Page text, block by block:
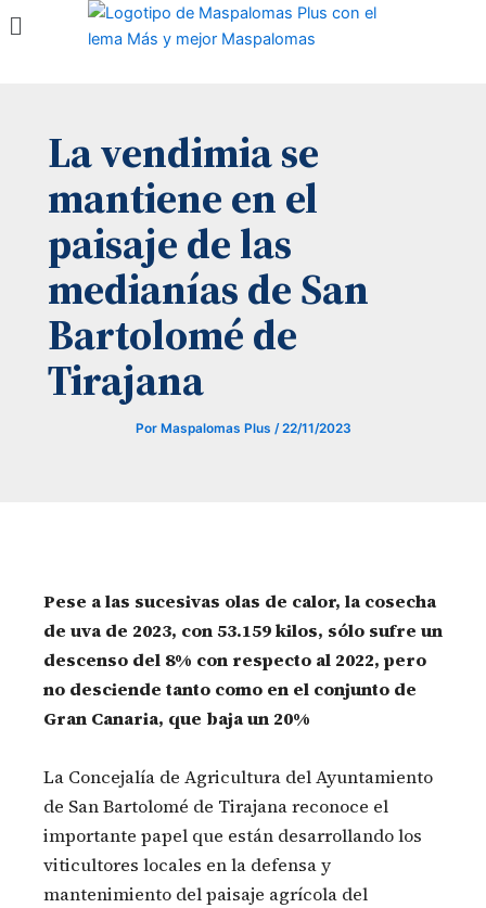
Menú
La vendimia se
mantiene en el
paisaje de las
medianías de San
Bartolomé de
Tirajana
Por Maspalomas Plus /22/11/2023
Pese a las sucesivas olas de calor, la cosecha
de uva de 2023, con 53.159 kilos, sólo sufre un
descenso del 8% con respecto al 2022, pero
no desciende tanto como en el conjunto de
Gran Canaria, que baja un 20%
La Concejalía de Agricultura del Ayuntamiento
de San Bartolomé de Tirajana reconoce el
importante papel que están desarrollando los
viticultores locales en la defensa y
mantenimiento del paisaje agrícola del